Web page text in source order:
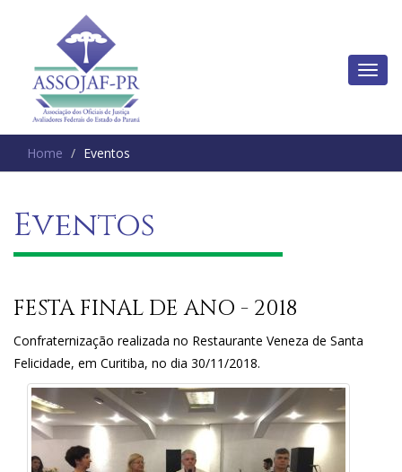
Home Eventos
Eventos
FESTA FINAL DE ANO - 2018
Confraternização realizada no Restaurante Veneza de Santa
Felicidade, em Curitiba, no dia 30/11/2018.